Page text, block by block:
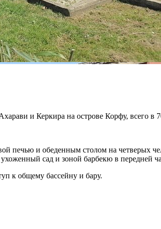
и Керкира на острове Корфу, всего в
печью и обеденным столом на четверых
сад и зоной барбекю в передней
к общему бассейну и бару.